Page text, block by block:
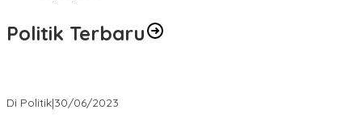
Politik Terbaru
Di Politik|30/06/2023